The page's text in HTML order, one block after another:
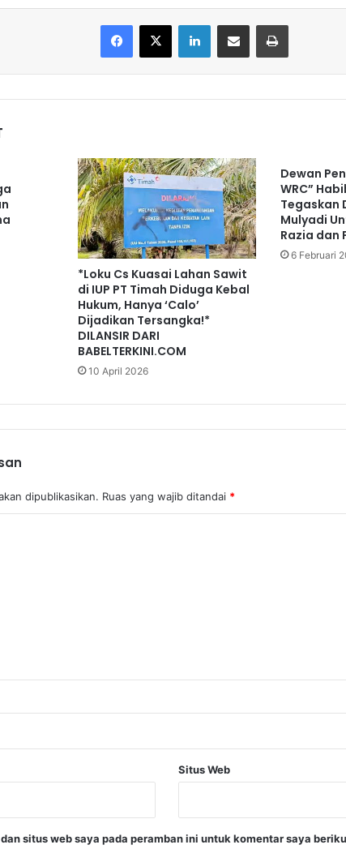
Facebook
X LinkedInShare via Email Print
*Loku Cs Kuasai Lahan Sawit
di IUP PT Timah Diduga Kebal
Hukum, Hanya ‘Calo’
Dijadikan Tersangka!*
DILANSIR DARI
BABELTERKINI.COM
10 April 2026
Dewan
WRC”
Tegaskan
Mulyadi
Razia dan
6 Februari
dipublikasikan. Ruas yang wajib ditandai *
Situs Web
situs web saya pada peramban ini untuk komentar saya